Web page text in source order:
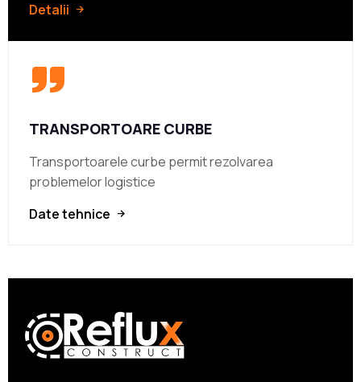
Detalii
TRANSPORTOARE CURBE
Transportoarele curbe permit rezolvarea
problemelor logistice
Date tehnice